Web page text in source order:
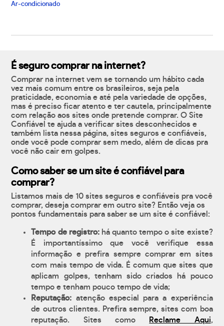
Ar-condicionado
É seguro comprar na internet?
Comprar na internet vem se tornando um hábito cada
vez mais comum entre os brasileiros, seja pela
praticidade, economia e até pela variedade de opções,
mas é preciso ficar atento e ter cautela, principalmente
com relação aos sites onde pretende comprar. O Site
Confiável te ajuda a verificar sites desconhecidos e
também lista nessa página, sites seguros e confiáveis,
onde você pode comprar sem medo, além de dicas pra
você não cair em golpes.
Como saber se um site é confiável para
comprar?
Listamos mais de 10 sites seguros e confiáveis pra você
comprar, deseja comprar em outro site? Então veja os
pontos fundamentais para saber se um site é confiável:
Tempo de registro:há quanto tempo o site existe?
É importantíssimo que você verifique essa
informação e prefira sempre comprar em sites
com mais tempo de vida. É comum que sites que
aplicam golpes, tenham sido criados há pouco
tempo e tenham pouco tempo de vida;
Reputação: atenção especial para a experiência
de outros clientes. Prefira sempre, sites com boa
reputação. Sites como
Reclame Aqui,